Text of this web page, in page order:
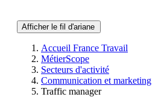
Afficher le fil d'ariane
Accueil France Travail
MétierScope
Secteurs d'activité
Communication et marketing
Traffic manager